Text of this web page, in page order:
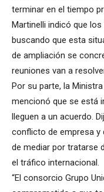
terminar en el tiempo
Martinelli indicó que
buscando que esta
de ampliación se
reuniones van a
Por su parte, la
mencionó que se está
lleguen a un acuerdo.
conflicto de empresa y
de mediar por tratarse
el tráfico internacional.
“El consorcio Grupo